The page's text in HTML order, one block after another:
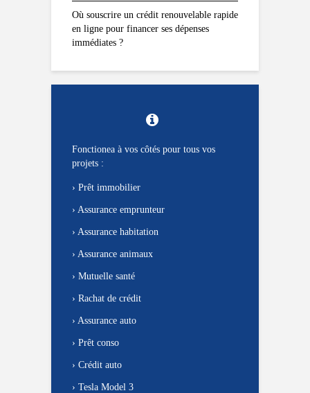
Où souscrire un crédit renouvelable rapide
en ligne pour financer ses dépenses
immédiates ?
Fonctionea à vos côtés pour tous vos
projets :
› Prêt immobilier
› Assurance emprunteur
› Assurance habitation
› Assurance animaux
› Mutuelle santé
› Rachat de crédit
› Assurance auto
› Prêt conso
› Crédit auto
› Tesla Model 3